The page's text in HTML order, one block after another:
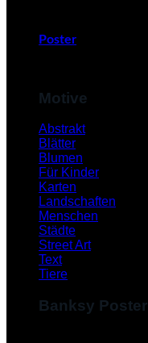
Poster
Motive
Abstrakt
Blätter
Blumen
Für Kinder
Karten
Landschaften
Menschen
Städte
Street Art
Text
Tiere
Banksy Poster